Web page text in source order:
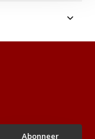
Abonneer